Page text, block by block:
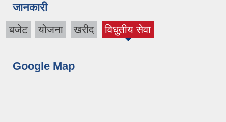
जानकारी
बजेट योजना खरीद विधुतीय सेवा
(active
Google Map